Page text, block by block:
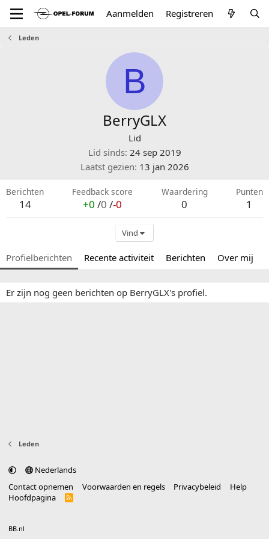
Aanmelden Registreren
Leden
B
BerryGLX
Lid
Lid sinds 24 sep 2019
Laatst gezien 13 jan 2026
Berichten
14
Feedback score
+0 /0 /-0
Waardering
0
Punten
1
Vind
Profielberichten Recente activiteit Berichten Over mij
Er zijn nog geen berichten op BerryGLX's profiel.
Leden
Nederlands
Contact opnemen
Voorwaarden en regels Privacybeleid
Help
Hoofdpagina
R
BB.nl